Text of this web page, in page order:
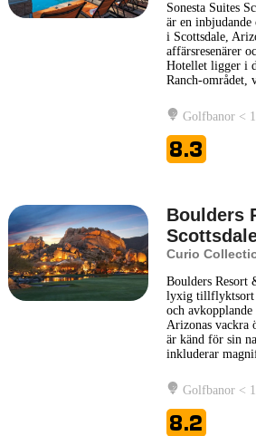
Sonesta Suites
är en inbjudande
i Scottsdale,
affärsresenärer
Hotellet ligger i
Ranch-området,
Gästerna kan
sviterna, inredda
bekvämligheter
vistelse. Varje
Golfbanor <
8.3
Boulders
Curio
Boulders Resort
lyxig tillflyktsort
och
Arizonas vackra
är känd för sin
inkluderar
idealisk
rekreation.
en uppsjö av
golfbanor av
...
Golfbanor <
8.2